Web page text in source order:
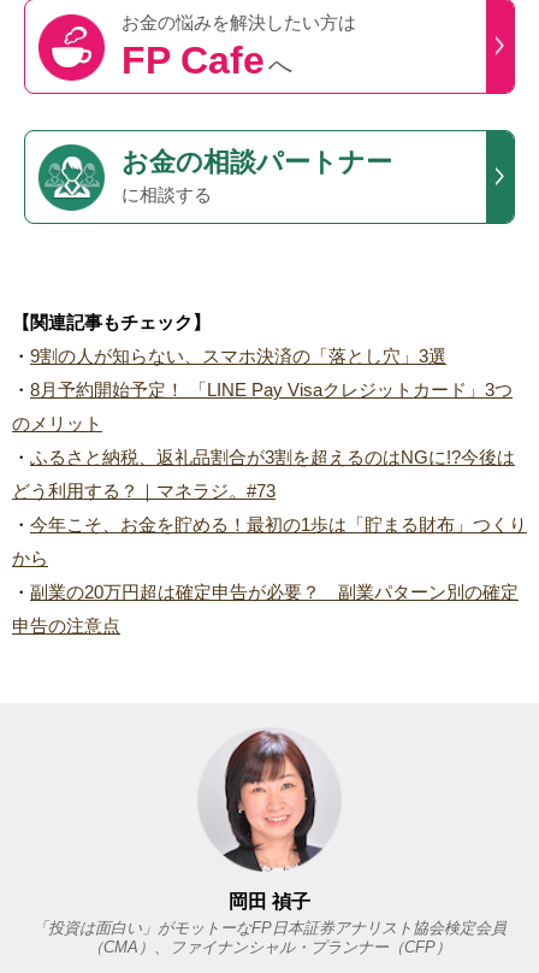
お金の悩みを解決したい方は
FP Cafeへ
お金の相談パートナー
に相談する
【関連記事もチェック】
・ 9割の人が知らない、スマホ決済の「落とし穴」3選
・ 8月予約開始予定！ 「LINE Pay Visaクレジットカード」3つ
のメリット
・ ふるさと納税、返礼品割合が3割を超えるのはNGに!?今後は
どう利用する？｜マネラジ。#73
・ 今年こそ、お金を貯める！最初の1歩は「貯まる財布」つくり
から
・ 副業の20万円超は確定申告が必要？ 副業パターン別の確定
申告の注意点
岡田 禎子
「投資は面白い」がモットーなFP日本証券アナリスト協会検定会員
（CMA）、ファイナンシャル・プランナー（CFP）